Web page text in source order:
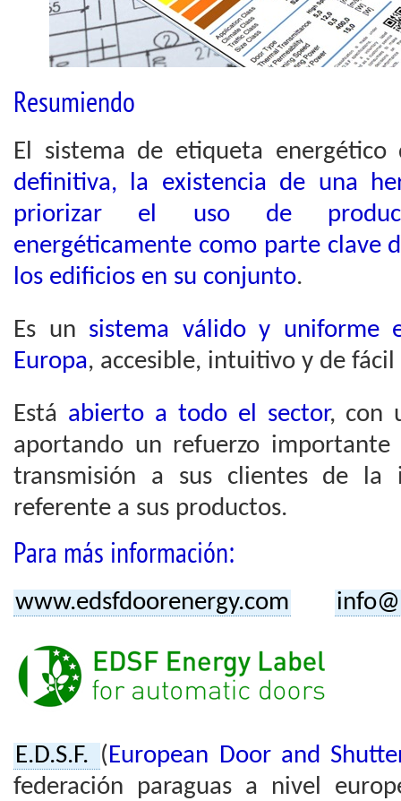
Resumiendo
El sistema de etiqueta
definitiva, la existencia de una
priorizar el uso de
energéticamente como parte clave
los edificios en su conjunto.
Es un sistema válido y uniforme
Europa, accesible, intuitivo y de
Está abierto a todo el sector, con
aportando un refuerzo
transmisión a sus clientes de la
referente a sus productos.
Para más información:
www.edsfdoorenergy.com
E.D.S.F. (European Door and
federación paraguas a nivel